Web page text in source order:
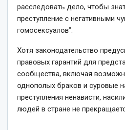
расследовать дело, чтобы
преступление с негативными
гомосексуалов”.
Хотя законодательство
правовых гарантий для
сообщества, включая
однополых браков и суровые
преступления ненависти,
людей в стране не